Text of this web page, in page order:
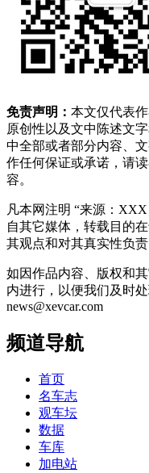
免责声明： 本文仅代表
原创性以及文中陈述文
中全部或者部分内容、
作任何保证或承诺，请
容。
凡本网注明 “来源：
自其它媒体，转载目的
其观点和对其真实性负责
如因作品内容、版权和
内进行，以便我们及时处
news@xevcar.com
频道导航
首页
名车志
观车坛
数据
车库
加电站